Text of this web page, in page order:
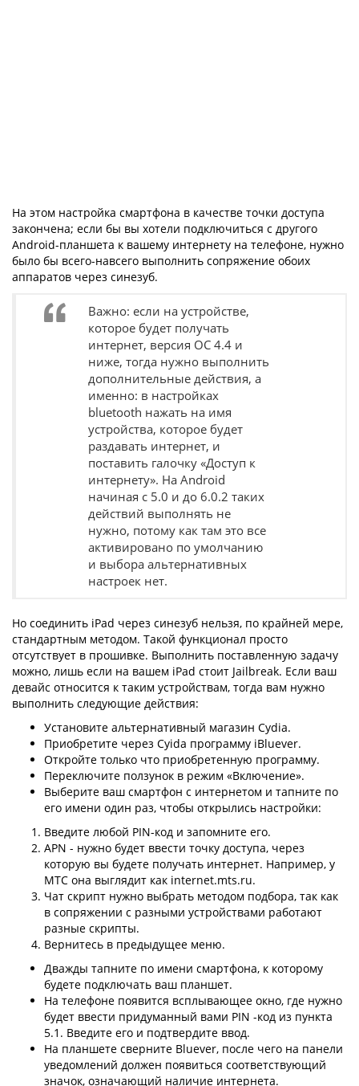
На этом настройка смартфона в качестве точки доступа
закончена; если бы вы хотели подключиться с другого
Android-планшета к вашему интернету на телефоне, нужно
было бы всего-навсего выполнить сопряжение обоих
аппаратов через синезуб.
Важно: если на устройстве,
которое будет получать
интернет, версия ОС 4.4 и
ниже, тогда нужно выполнить
дополнительные действия, а
именно: в настройках
bluetooth нажать на имя
устройства, которое будет
раздавать интернет, и
поставить галочку «Доступ к
интернету». На Android
начиная с 5.0 и до 6.0.2 таких
действий выполнять не
нужно, потому как там это все
активировано по умолчанию
и выбора альтернативных
настроек нет.
Но соединить iPad через синезуб нельзя, по крайней мере,
стандартным методом. Такой функционал просто
отсутствует в прошивке. Выполнить поставленную задачу
можно, лишь если на вашем iPad стоит Jailbreak. Если ваш
девайс относится к таким устройствам, тогда вам нужно
выполнить следующие действия:
Установите альтернативный магазин Cydia.
Приобретите через Cyida программу iBluever.
Откройте только что приобретенную программу.
Переключите ползунок в режим «Включение».
Выберите ваш смартфон с интернетом и тапните по
его имени один раз, чтобы открылись настройки:
Введите любой PIN-код и запомните его.
APN - нужно будет ввести точку доступа, через
которую вы будете получать интернет. Например, у
МТС она выглядит как internet.mts.ru.
Чат скрипт нужно выбрать методом подбора, так как
в сопряжении с разными устройствами работают
разные скрипты.
Вернитесь в предыдущее меню.
Дважды тапните по имени смартфона, к которому
будете подключать ваш планшет.
На телефоне появится всплывающее окно, где нужно
будет ввести придуманный вами PIN -код из пункта
5.1. Введите его и подтвердите ввод.
На планшете сверните Bluever, после чего на панели
уведомлений должен появиться соответствующий
значок, означающий наличие интернета.